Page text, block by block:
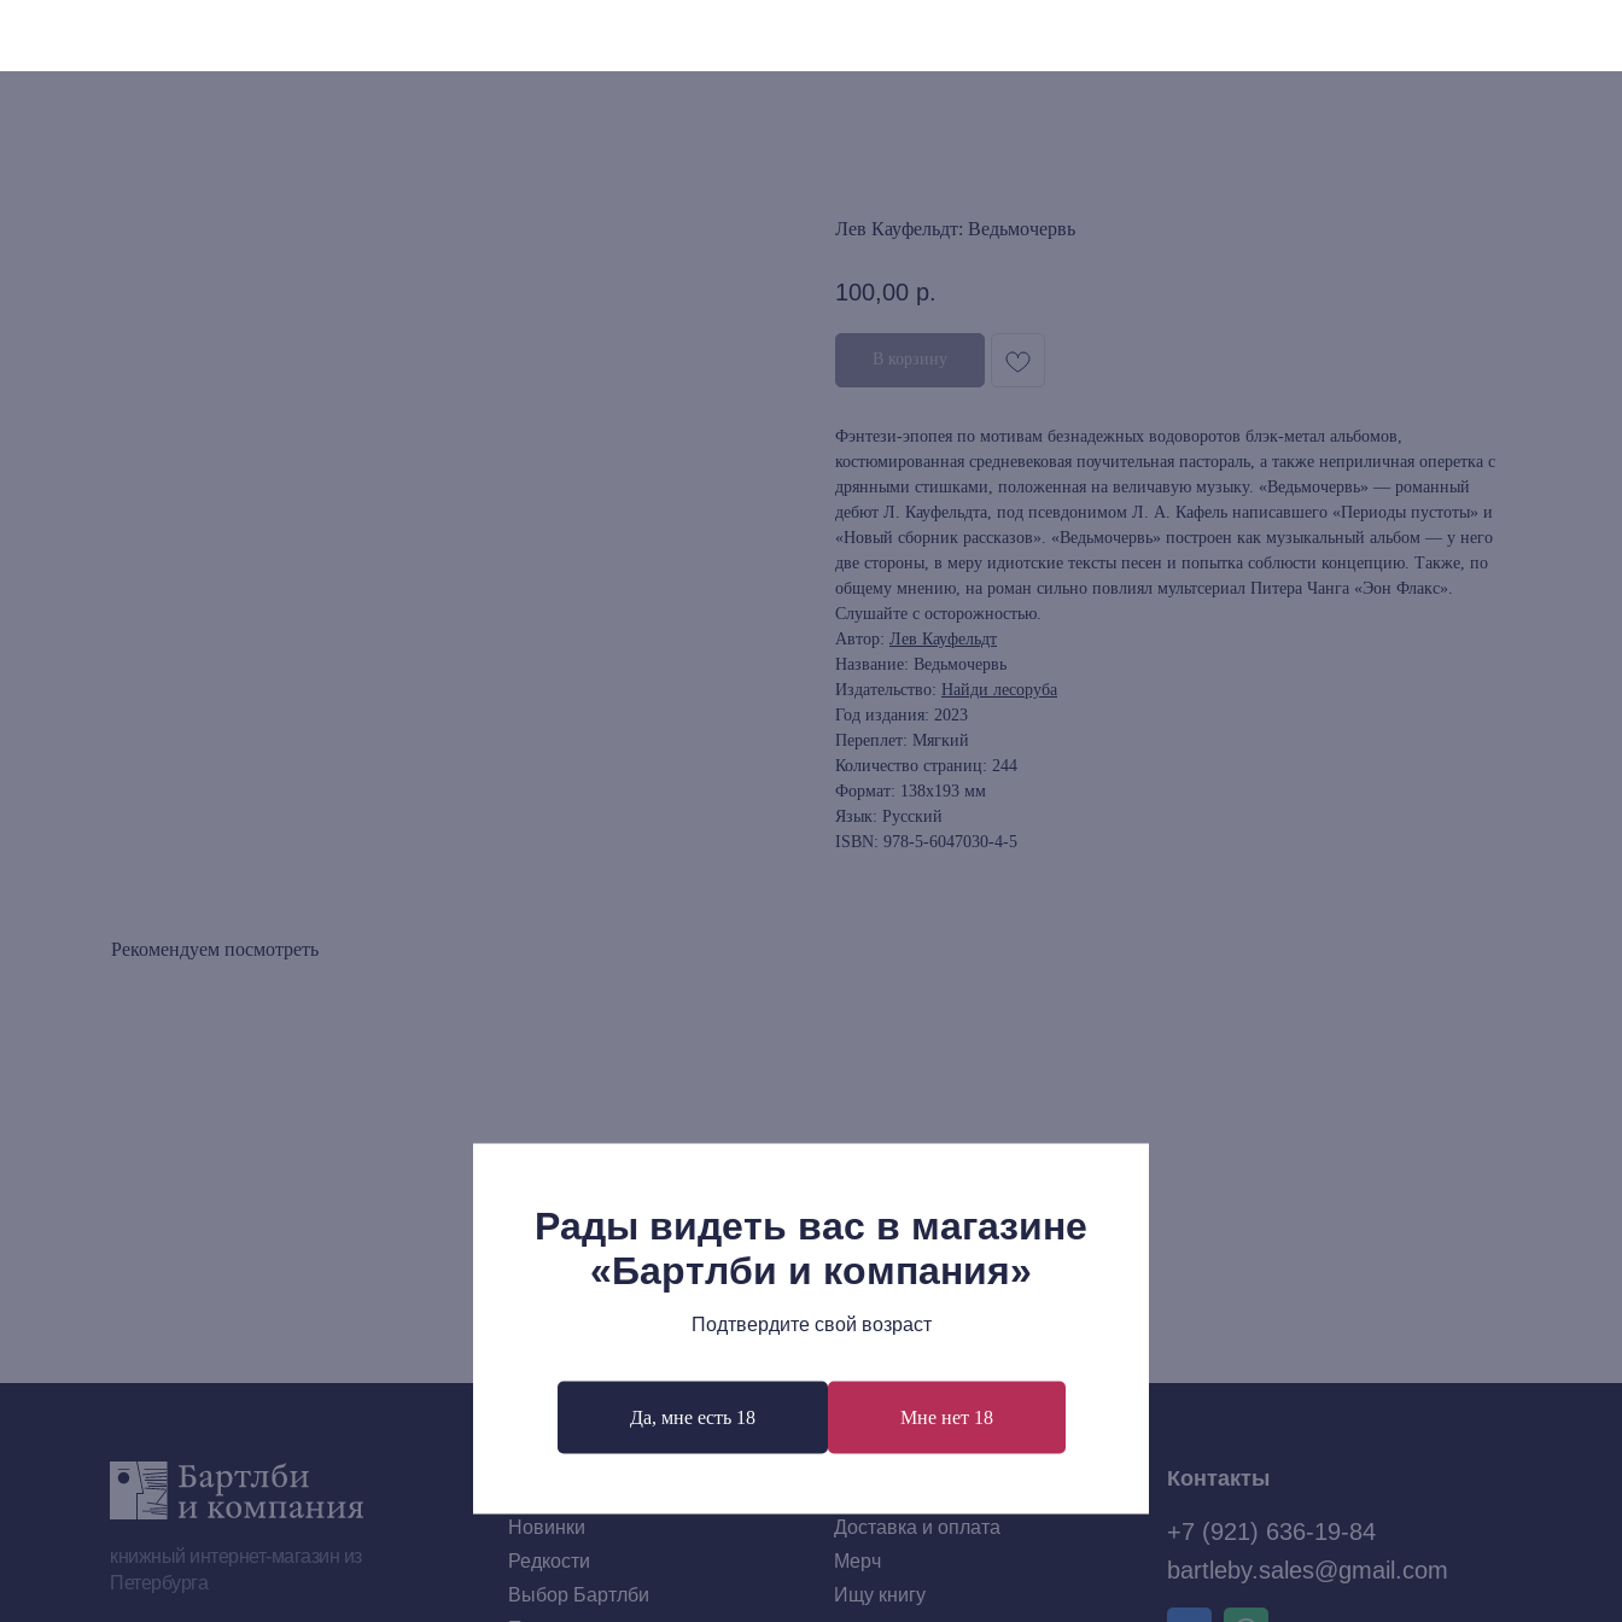
Рады видеть вас в магазине
«Бартлби и компания»
Подтвердите свой возраст
Да, мне есть 18 Мне нет 18
Лев Кауфельдт: Ведьмочервь
100,00 р.
В корзину
Фэнтези-эпопея по мотивам безнадежных водоворотов блэк-метал альбомов,
костюмированная средневековая поучительная пастораль, а также неприличная оперетка с
дрянными стишками, положенная на величавую музыку. «Ведьмочервь» — романный
дебют Л. Кауфельдта, под псевдонимом Л. А. Кафель написавшего «Периоды пустоты» и
«Новый сборник рассказов». «Ведьмочервь» построен как музыкальный альбом — у него
две стороны, в меру идиотские тексты песен и попытка соблюсти концепцию. Также, по
общему мнению, на роман сильно повлиял мультсериал Питера Чанга «Эон Флакс».
Слушайте с осторожностью.
Автор: Лев Кауфельдт
Название: Ведьмочервь
Издательство: Найди лесоруба
Год издания: 2023
Переплет: Мягкий
Количество страниц: 244
Формат: 138х193 мм
Язык: Русский
ISBN: 978-5-6047030-4-5
Рекомендуем посмотреть
Контакты
книжный интернет-магазин из
Петербурга
+7 (921) 636-19-84
bartleby.sales@gmail.com
Ищу книгу
Мерч
Доставка и оплата
Выбор Бартлби
Редкости
Новинки